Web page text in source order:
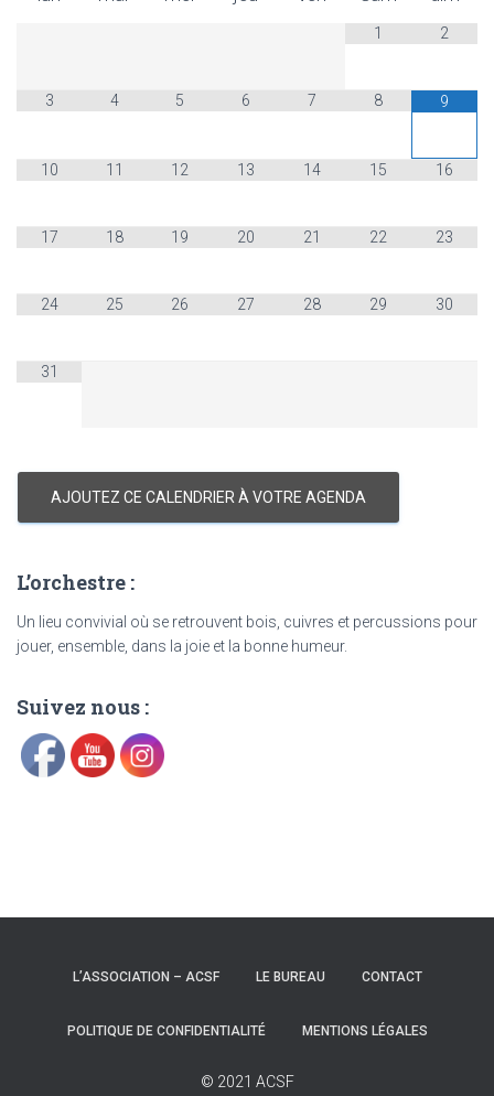
1 2
3 4 5 6 7 8 9
10 11 12 13 14 15 16
17 18 19 20 21 22 23
24 25 26 27 28 29 30
31
AJOUTEZ CE CALENDRIER À VOTRE AGENDA
L’orchestre :
Un lieu convivial où se retrouvent bois, cuivres et percussions pour
jouer, ensemble, dans la joie et la bonne humeur.
Suivez nous :
L’ASSOCIATION – ACSF LE BUREAU CONTACT
POLITIQUE DE CONFIDENTIALITÉ MENTIONS LÉGALES
© 2021 ACSF